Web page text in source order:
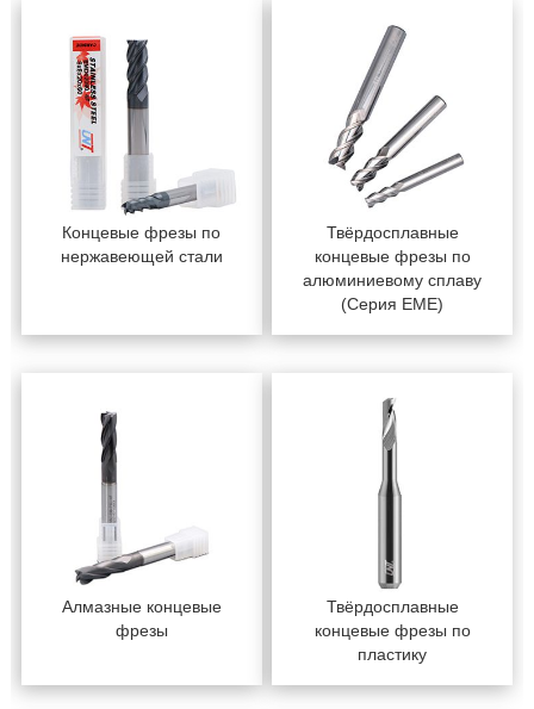
Концевые фрезы по
нержавеющей стали
Твёрдосплавные
концевые фрезы по
алюминиевому сплаву
(Серия EME)
Алмазные концевые
фрезы
Твёрдосплавные
концевые фрезы по
пластику